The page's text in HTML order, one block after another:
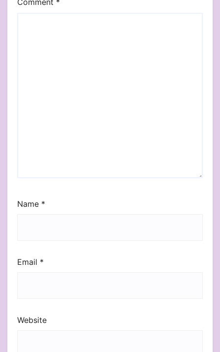
Comment *
Name *
Email *
Website